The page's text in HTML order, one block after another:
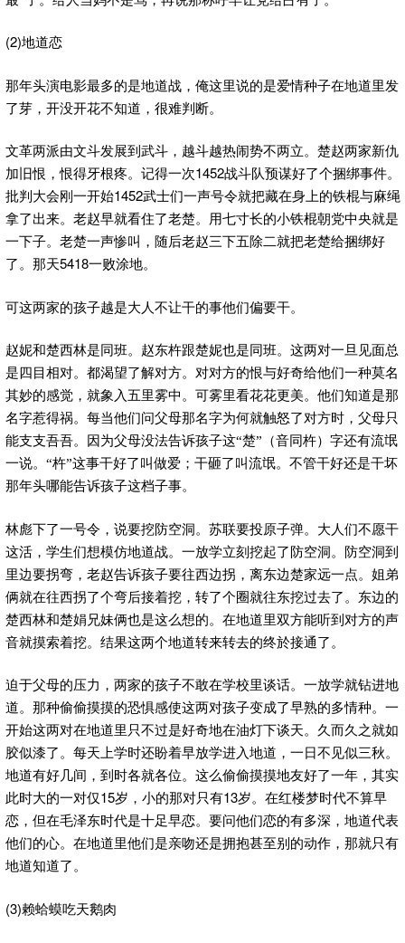
(2)地道恋
那年头演电影最多的是地道战，俺这里说的是爱情种子在地道里发
了芽，开没开花不知道，很难判断。
文革两派由文斗发展到武斗，越斗越热闹势不两立。楚赵两家新仇
加旧恨，恨得牙根疼。记得一次1452战斗队预谋好了个捆绑事件。
批判大会刚一开始1452武士们一声号令就把藏在身上的铁棍与麻绳
拿了出来。老赵早就看住了老楚。用七寸长的小铁棍朝党中央就是
一下子。老楚一声惨叫，随后老赵三下五除二就把老楚给捆绑好
了。那天5418一败涂地。
可这两家的孩子越是大人不让干的事他们偏要干。
赵妮和楚西林是同班。赵东杵跟楚妮也是同班。这两对一旦见面总
是四目相对。都渴望了解对方。对对方的恨与好奇给他们一种莫名
其妙的感觉，就象入五里雾中。可雾里看花花更美。他们知道是那
名字惹得祸。每当他们问父母那名字为何就触怒了对方时，父母只
能支支吾吾。因为父母没法告诉孩子这“楚”（音同杵）字还有流氓
一说。“杵”这事干好了叫做爱；干砸了叫流氓。不管干好还是干坏
那年头哪能告诉孩子这档子事。
林彪下了一号令，说要挖防空洞。苏联要投原子弹。大人们不愿干
这活，学生们想模仿地道战。一放学立刻挖起了防空洞。防空洞到
里边要拐弯，老赵告诉孩子要往西边拐，离东边楚家远一点。姐弟
俩就在往西拐了个弯后接着挖，转了个圈就往东挖过去了。东边的
楚西林和楚娟兄妹俩也是这么想的。在地道里双方能听到对方的声
音就摸索着挖。结果这两个地道转来转去的终於接通了。
迫于父母的压力，两家的孩子不敢在学校里谈话。一放学就钻进地
道。那种偷偷摸摸的恐惧感使这两对孩子变成了早熟的多情种。一
开始这两对在地道里只不过是好奇地在油灯下谈天。久而久之就如
胶似漆了。每天上学时还盼着早放学进入地道，一日不见似三秋。
地道有好几间，到时各就各位。这么偷偷摸摸地友好了一年，其实
此时大的一对仅15岁，小的那对只有13岁。在红楼梦时代不算早
恋，但在毛泽东时代是十足早恋。要问他们恋的有多深，地道代表
他们的心。在地道里他们是亲吻还是拥抱甚至别的动作，那就只有
地道知道了。
(3)赖蛤蟆吃天鹅肉